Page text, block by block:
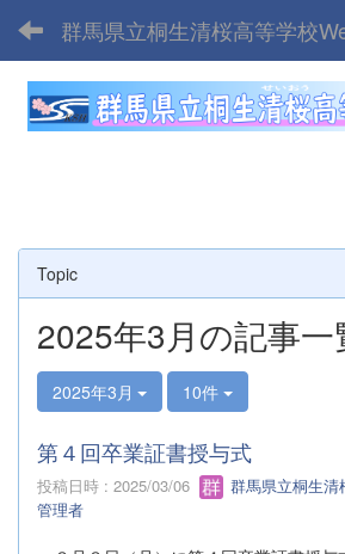
Topic
2025年3月の記事一
2025年3月 10件
第４回卒業証書授与式
投稿日時 : 2025/03/06
群馬県立桐生清
管理者